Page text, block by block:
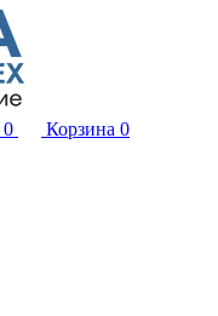
0 Корзина 0